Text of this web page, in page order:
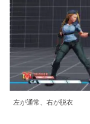
左が通常、右が脱衣